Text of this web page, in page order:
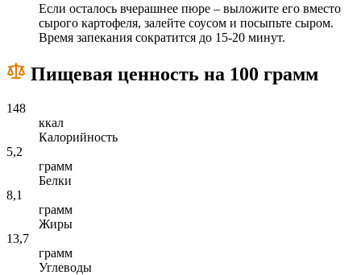
Если осталось вчерашнее пюре – выложите его вместо
сырого картофеля, залейте соусом и посыпьте сыром.
Время запекания сократится до 15-20 минут.
Пищевая ценность на 100 грамм
148
ккал
Калорийность
5,2
грамм
Белки
8,1
грамм
Жиры
13,7
грамм
Углеводы